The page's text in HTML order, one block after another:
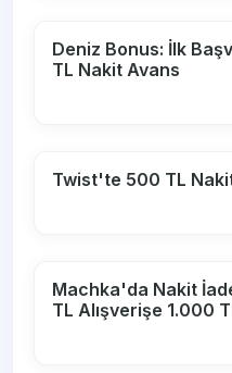
Deniz Bonus: İlk
TL Nakit Avans
Twist'te 500 TL
Machka'da Nakit
TL Alışverişe 1.000